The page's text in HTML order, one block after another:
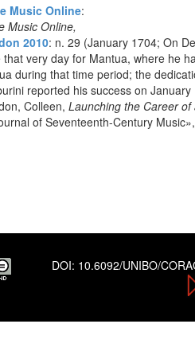
Music Online:
Music Online,
2010: n. 29 (January 1704; On
that very day for Mantua, where he
during that time period; the
reported his success on
Colleen, Launching the Career
of Seventeenth-Century
DOI: 10.6092/UNIBO/